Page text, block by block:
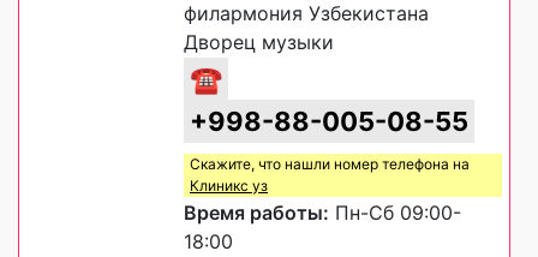
филармония Узбекистана
Дворец музыки
☎
+998-88-005-08-55
Скажите, что нашли номер телефона на
Клиникс уз
Время работы: Пн-Сб 09:00-
18:00